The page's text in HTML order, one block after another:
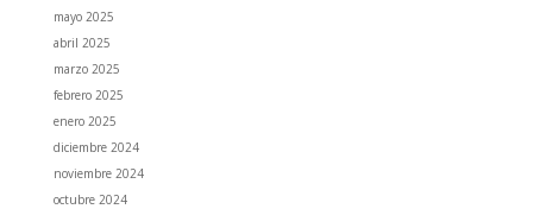
mayo 2025
abril 2025
marzo 2025
febrero 2025
enero 2025
diciembre 2024
noviembre 2024
octubre 2024